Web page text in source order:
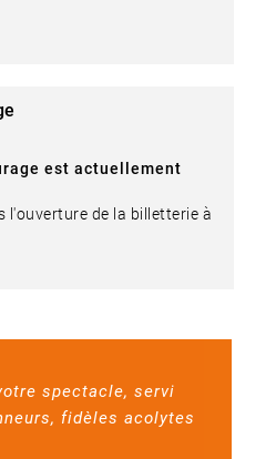
spectacle, servi
fidèles acolytes
est actuellement
l'ouverture de la billetterie à